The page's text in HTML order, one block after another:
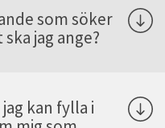
som söker
jag ange?
kan fylla i